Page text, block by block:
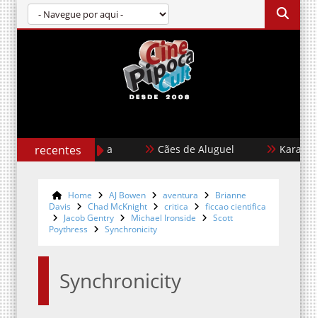
recentes Cães de Aluguel Karate Kid:
Home AJ Bowen aventura
Brianne
Davis
Chad McKnight critica
ficcao cientifica
Jacob Gentry
Michael Ironside
Scott
Poythress
Synchronicity
Synchronicity